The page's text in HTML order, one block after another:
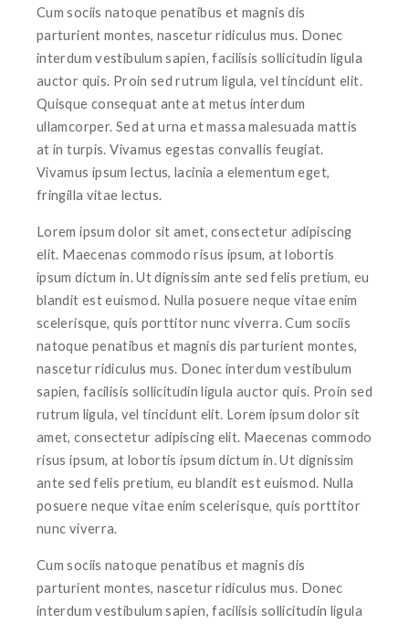
Cum sociis natoque penatibus et magnis dis
parturient montes, nascetur ridiculus mus. Donec
interdum vestibulum sapien, facilisis sollicitudin ligula
auctor quis. Proin sed rutrum ligula, vel tincidunt elit.
Quisque consequat ante at metus interdum
ullamcorper. Sed at urna et massa malesuada mattis
at in turpis. Vivamus egestas convallis feugiat.
Vivamus ipsum lectus, lacinia a elementum eget,
fringilla vitae lectus.
Lorem ipsum dolor sit amet, consectetur adipiscing
elit. Maecenas commodo risus ipsum, at lobortis
ipsum dictum in. Ut dignissim ante sed felis pretium, eu
blandit est euismod. Nulla posuere neque vitae enim
scelerisque, quis porttitor nunc viverra. Cum sociis
natoque penatibus et magnis dis parturient montes,
nascetur ridiculus mus. Donec interdum vestibulum
sapien, facilisis sollicitudin ligula auctor quis. Proin sed
rutrum ligula, vel tincidunt elit. Lorem ipsum dolor sit
amet, consectetur adipiscing elit. Maecenas commodo
risus ipsum, at lobortis ipsum dictum in. Ut dignissim
ante sed felis pretium, eu blandit est euismod. Nulla
posuere neque vitae enim scelerisque, quis porttitor
nunc viverra.
Cum sociis natoque penatibus et magnis dis
parturient montes, nascetur ridiculus mus. Donec
interdum vestibulum sapien, facilisis sollicitudin ligula